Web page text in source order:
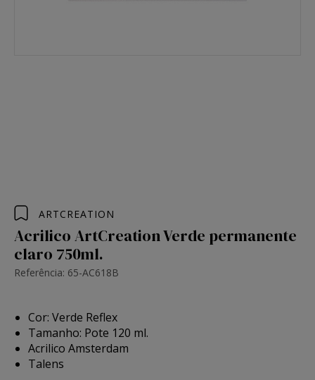
ARTCREATION
Acrilico ArtCreation Verde permanente
claro 750ml.
Referência: 65-AC618B
Cor: Verde Reflex
Tamanho: Pote 120 ml.
Acrilico Amsterdam
Talens